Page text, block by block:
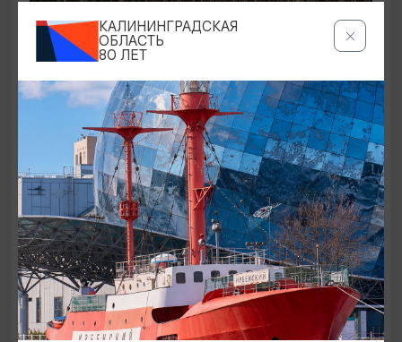
ЭКСКУРСИИ УЧРЕЖДЕНИЙ КУЛЬТУРЫ
Аудиоспектакль «Истории Куршской
косы»
01.02.2026 - 31.12.2026, 13:00
Куршская коса
ОТ 2500₽
КАЛИНИНГРАДСКАЯ
ОБЛАСТЬ
80 ЛЕТ